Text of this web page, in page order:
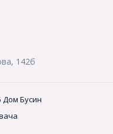
142б
Дом Бусин